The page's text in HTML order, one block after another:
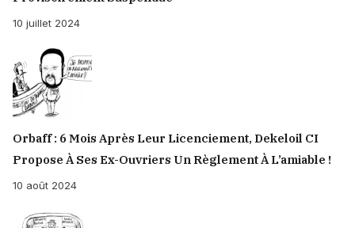
10 juillet 2024
Orbaff : 6 Mois Après Leur Licenciement, Dekeloil CI
Propose À Ses Ex-Ouvriers Un Règlement À L’amiable !
10 août 2024